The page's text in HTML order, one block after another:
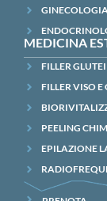
MEDICINA
FILLER GLUTEI
FILLER VISO E
PEELING
EPILAZIONE